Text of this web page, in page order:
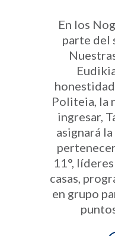
En los
parte del
Politeia, la
ingresar,
asignará la
11°,
casas,
en grupo